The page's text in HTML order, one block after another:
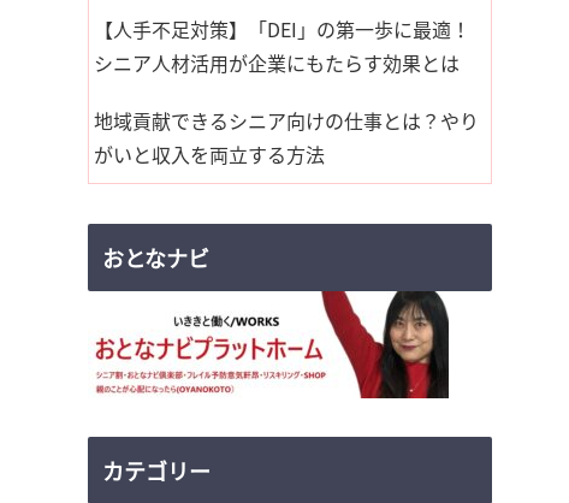
【人手不足対策】「DEI」の第一歩に最適！
シニア人材活用が企業にもたらす効果とは
地域貢献できるシニア向けの仕事とは？やり
がいと収入を両立する方法
おとなナビ
カテゴリー